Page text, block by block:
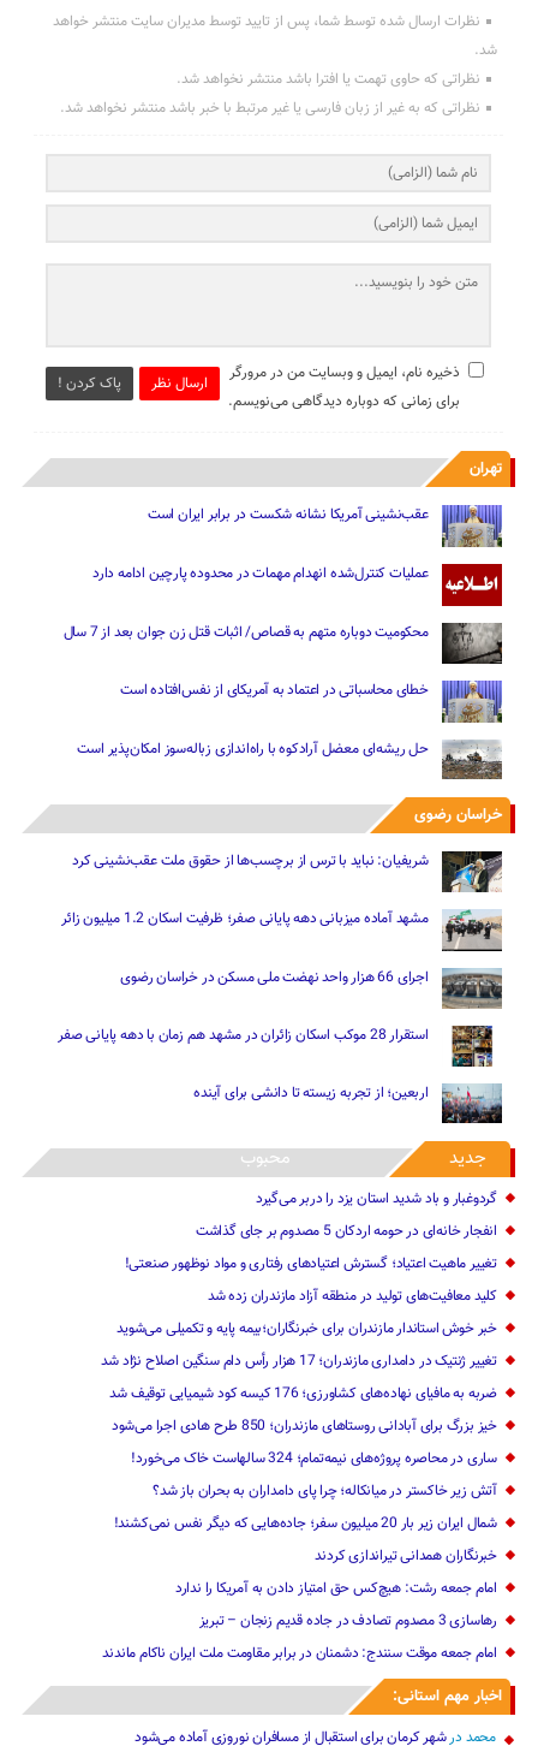
نظرات ارسال شده توسط شما، پس از تایید توسط مدیران سایت منتشر خواهد
شد.
نظراتی که حاوی تهمت یا افترا باشد منتشر نخواهد شد.
نظراتی که به غیر از زبان فارسی یا غیر مرتبط با خبر باشد منتشر نخواهد شد.
ارسال نظر پاک کردن !
ذخیره نام، ایمیل و وبسایت من در مرورگر
برای زمانی که دوباره دیدگاهی می‌نویسم.
تهران
عقب‌نشینی آمریکا نشانه شکست در برابر ایران است
عملیات کنترل‌شده انهدام مهمات در محدوده پارچین ادامه دارد
محکومیت دوباره متهم به قصاص/ اثبات قتل زن جوان بعد از 7 سال
خطای محاسباتی در اعتماد به آمریکای از نفس‌افتاده است
حل ریشه‌ای معضل آرادکوه با راه‌اندازی زباله‌سوز امکان‌پذیر است
خراسان رضوی
شریفیان: نباید با ترس از برچسب‌ها از حقوق ملت عقب‌نشینی کرد
مشهد آماده میزبانی دهه پایانی صفر؛ ظرفیت اسکان 1.2 میلیون زائر
اجرای 66 هزار واحد نهضت ملی مسکن در خراسان رضوی
استقرار 28 موکب اسکان زائران در مشهد هم زمان با دهه پایانی صفر
اربعین؛ از تجربه زیسته تا دانشی برای آینده
جدید محبوب
گردوغبار و باد شدید استان یزد را دربر می‌گیرد
انفجار خانه‌ای در حومه اردکان 5 مصدوم بر جای گذاشت
تغییر ماهیت ‌اعتیاد؛ گسترش اعتیادهای رفتاری و مواد نوظهور صنعتی!
کلید معافیت‌های تولید در منطقه آزاد مازندران زده شد
خبر خوش استاندار مازندران برای خبرنگاران؛‌بیمه پایه و ‌تکمیلی می‌شوید
تغییر ژنتیک‌ در دامداری مازندران؛ 17 هزار رأس دام سنگین ‌اصلاح نژاد شد
ضربه ‌به مافیای نهاده‌های کشاورزی؛ 176 کیسه کود شیمیایی توقیف شد
خیز بزرگ برای آبادانی روستاهای مازندران؛ 850 طرح هادی ‌اجرا می‌شود
ساری در محاصره پروژه‌های نیمه‌تمام؛ 324 سالهاست خاک می‌خورد!
آتش زیر خاکستر در میانکاله؛ چرا پای دامداران به بحران باز شد؟
شمال ایران زیر بار 20 میلیون سفر؛ جاده‌هایی که دیگر نفس نمی‌کشند!
خبرنگاران همدانی تیراندازی کردند
امام جمعه رشت: هیچ‌کس حق امتیاز دادن به آمریکا را ندارد
رهاسازی 3 مصدوم تصادف در جاده قدیم زنجان – تبریز
امام جمعه موقت سنندج: دشمنان در برابر مقاومت ملت ایران ناکام ماندند
اخبار مهم استانی:
محمد درشهر کرمان برای استقبال از مسافران نوروزی آماده می‌شود